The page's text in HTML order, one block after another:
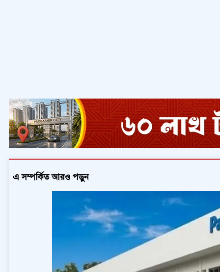
এ সম্পর্কিত আরও পড়ুন